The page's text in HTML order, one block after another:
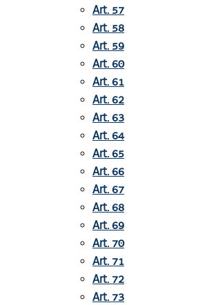
Art. 57
Art. 58
Art. 59
Art. 60
Art. 61
Art. 62
Art. 63
Art. 64
Art. 65
Art. 66
Art. 67
Art. 68
Art. 69
Art. 70
Art. 71
Art. 72
Art. 73